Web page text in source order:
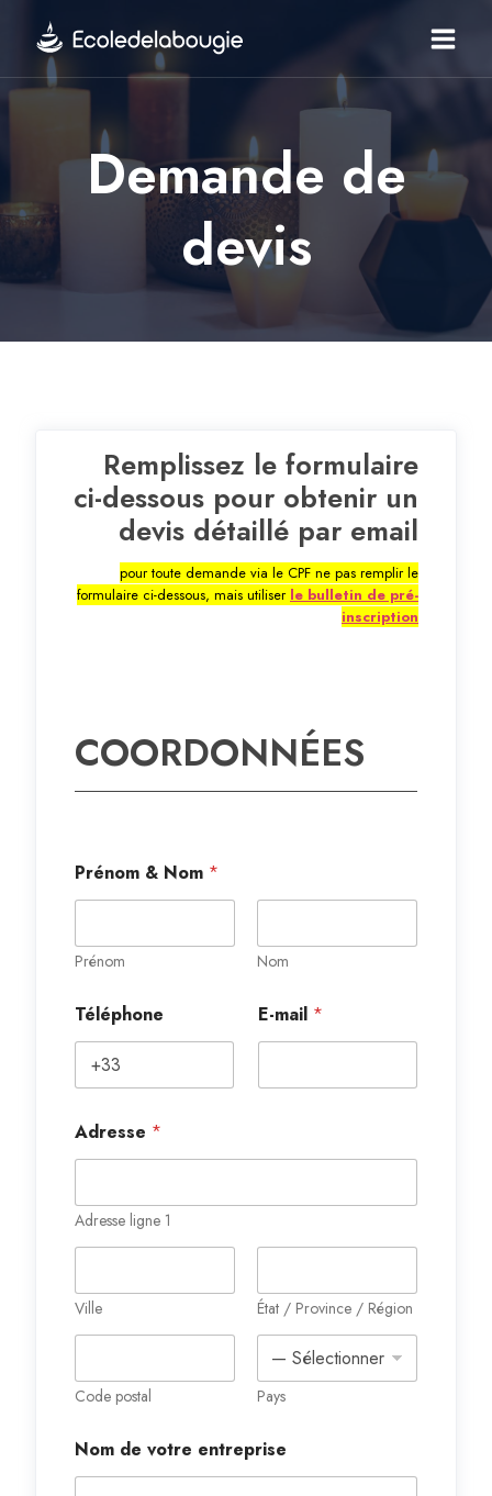
contenu
Demande de
devis
Remplissez le formulaire
ci-dessous pour obtenir un
devis détaillé par email
pour toute demande via le CPF ne pas remplir le
formulaire ci-dessous, mais utiliser le bulletin de pré-
inscription
COORDONNÉES
Prénom & Nom *
Prénom Nom
Téléphone E-mail *
Adresse *
Adresse ligne 1
Ville État / Province / Région
Code postal Pays
Nom de votre entreprise